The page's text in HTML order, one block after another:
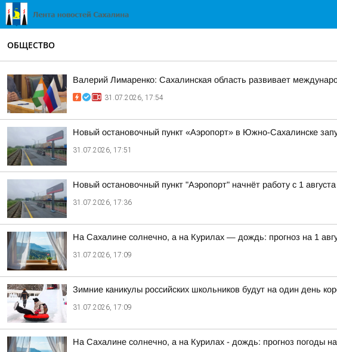
ОБЩЕСТВО
Валерий Лимаренко: Сахалинская область развивает
31.07.2026, 17:54
Новый остановочный пункт «Аэропорт» в Южно-Сахалинске
31.07.2026, 17:51
Новый остановочный пункт "Аэропорт" начнёт работу с 1 августа
31.07.2026, 17:36
На Сахалине солнечно, а на Курилах — дождь: прогноз на 1
31.07.2026, 17:09
Зимние каникулы российских школьников будут на один день
31.07.2026, 17:09
На Сахалине солнечно, а на Курилах - дождь: прогноз погоды на